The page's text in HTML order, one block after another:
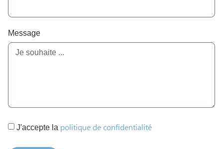
Message
J'accepte la politique de confidentialité